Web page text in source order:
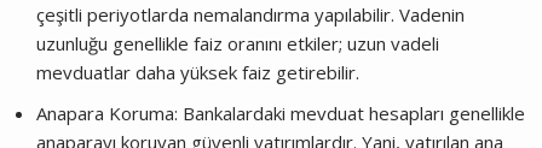
çeşitli periyotlarda nemalandırma yapılabilir. Vadenin
uzunluğu genellikle faiz oranını etkiler; uzun vadeli
mevduatlar daha yüksek faiz getirebilir.
Anapara Koruma: Bankalardaki mevduat hesapları genellikle
anaparayı koruyan güvenli yatırımlardır. Yani, yatırılan ana